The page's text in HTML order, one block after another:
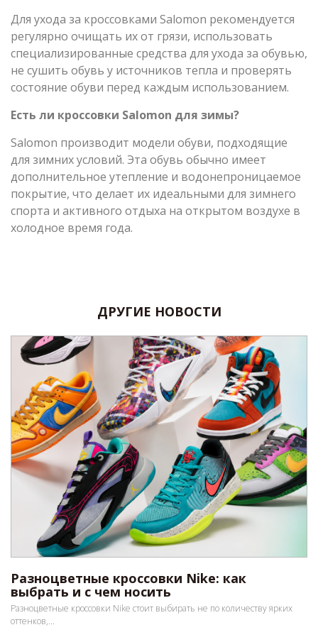
Для ухода за кроссовками Salomon рекомендуется
регулярно очищать их от грязи, использовать
специализированные средства для ухода за обувью,
не сушить обувь у источников тепла и проверять
состояние обуви перед каждым использованием.
Есть ли кроссовки Salomon для зимы?
Salomon производит модели обуви, подходящие
для зимних условий. Эта обувь обычно имеет
дополнительное утепление и водонепроницаемое
покрытие, что делает их идеальными для зимнего
спорта и активного отдыха на открытом воздухе в
холодное время года.
ДРУГИЕ НОВОСТИ
Разноцветные кроссовки Nike: как
выбрать и с чем носить
Разноцветные кроссовки Nike стоит выбирать не по количеству ярких
оттенков,...